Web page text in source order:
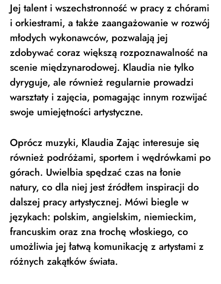
Jej talent i wszechstronność w pracy z chórami
i orkiestrami, a także zaangażowanie w rozwój
młodych wykonawców, pozwalają jej
zdobywać coraz większą rozpoznawalność na
scenie międzynarodowej. Klaudia nie tylko
dyryguje, ale również regularnie prowadzi
warsztaty i zajęcia, pomagając innym rozwijać
swoje umiejętności artystyczne.
Oprócz muzyki, Klaudia Zając interesuje się
również podróżami, sportem i wędrówkami po
górach. Uwielbia spędzać czas na łonie
natury, co dla niej jest źródłem inspiracji do
dalszej pracy artystycznej. Mówi biegle w
językach: polskim, angielskim, niemieckim,
francuskim oraz zna trochę włoskiego, co
umożliwia jej łatwą komunikację z artystami z
różnych zakątków świata.